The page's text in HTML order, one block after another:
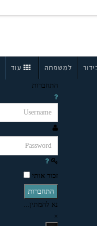
למשפחה עוד
התחברות
זכור אותי
התחברות
נא להמתין...
×